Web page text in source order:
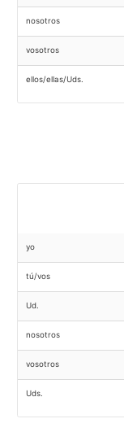
nosotros
vosotros
ellos/ellas/Uds.
yo
tú/vos
Ud.
nosotros
vosotros
Uds.